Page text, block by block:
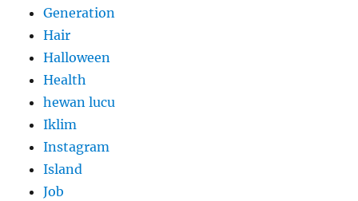
Generation
Hair
Halloween
Health
hewan lucu
Iklim
Instagram
Island
Job